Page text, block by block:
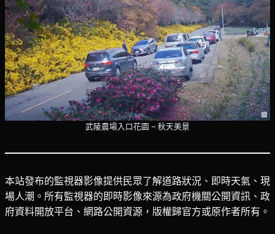
武陵農場入口花園 – 秋天美景
本站發布的監視器影像提供民眾了解道路狀況、即時天氣、現
場人潮。所有監視器的即時影像來源為政府機關公開資訊、政
府資料開放平台、網路公開資源，版權歸官方或原作者所有。